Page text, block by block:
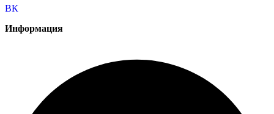
ВК
Информация